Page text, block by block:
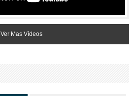
Ver Mas Vídeos